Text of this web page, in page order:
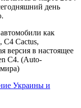
день
как
C4 Cactus,
версия в настоящее
С4. (Auto-
Украины и